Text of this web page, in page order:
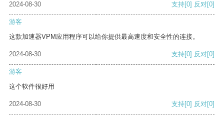
2024-08-30
支持[0] 反对[0]
游客
这款加速器VPM应用程序可以给你提供最高速度和安全性的连接。
2024-08-30 支持[0] 反对[0]
游客
这个软件很好用
2024-08-30 支持[0] 反对[0]